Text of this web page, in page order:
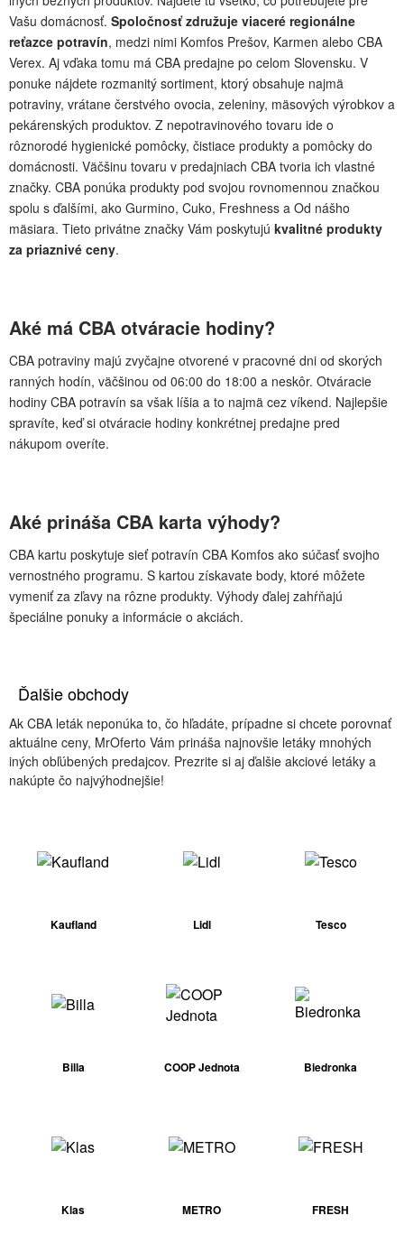
Vašu domácnosť. Spoločnosť združuje viaceré regionálne
reťazce potravín, medzi nimi Komfos Prešov, Karmen alebo CBA
Verex. Aj vďaka tomu má CBA predajne po celom Slovensku. V
ponuke nájdete rozmanitý sortiment, ktorý obsahuje najmä
potraviny, vrátane čerstvého ovocia, zeleniny, mäsových výrobkov a
pekárenských produktov. Z nepotravinového tovaru ide o
rôznorodé hygienické pomôcky, čistiace produkty a pomôcky do
domácnosti. Väčšinu tovaru v predajniach CBA tvoria ich vlastné
značky. CBA ponúka produkty pod svojou rovnomennou značkou
spolu s ďalšími, ako Gurmino, Cuko, Freshness a Od nášho
mäsiara. Tieto privátne značky Vám poskytujú kvalitné produkty
za priaznivé ceny.
Aké má CBA otváracie hodiny?
CBA potraviny majú zvyčajne otvorené v pracovné dni od skorých
ranných hodín, väčšinou od 06:00 do 18:00 a neskôr. Otváracie
hodiny CBA potravín sa však líšia a to najmä cez víkend. Najlepšie
spravíte, keď si otváracie hodiny konkrétnej predajne pred
nákupom overíte.
Aké prináša CBA karta výhody?
CBA kartu poskytuje sieť potravín CBA Komfos ako súčasť svojho
vernostného programu. S kartou získavate body, ktoré môžete
vymeniť za zľavy na rôzne produkty. Výhody ďalej zahŕňajú
špeciálne ponuky a informácie o akciách.
Ďalšie obchody
Ak CBA leták neponúka to, čo hľadáte, prípadne si chcete porovnať
aktuálne ceny, MrOferto Vám prináša najnovšie letáky mnohých
iných obľúbených predajcov. Prezrite si aj ďalšie akciové letáky a
nakúpte čo najvýhodnejšie!
Kaufland Lidl Tesco
Billa COOP Jednota Biedronka
Klas METRO FRESH